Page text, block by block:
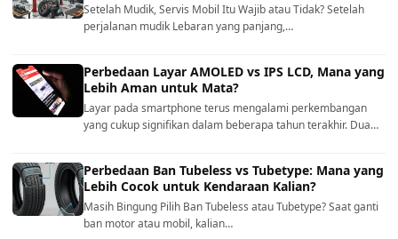
Setelah Mudik, Servis Mobil Itu Wajib atau Tidak? Setelah
perjalanan mudik Lebaran yang panjang,…
Perbedaan Layar AMOLED vs IPS LCD, Mana yang
Lebih Aman untuk Mata?
Layar pada smartphone terus mengalami perkembangan
yang cukup signifikan dalam beberapa tahun terakhir. Dua…
Perbedaan Ban Tubeless vs Tubetype: Mana yang
Lebih Cocok untuk Kendaraan Kalian?
Masih Bingung Pilih Ban Tubeless atau Tubetype? Saat ganti
ban motor atau mobil, kalian…